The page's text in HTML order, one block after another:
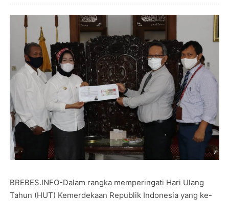
BREBES.INFO-Dalam rangka memperingati Hari Ulang
Tahun (HUT) Kemerdekaan Republik Indonesia yang ke-